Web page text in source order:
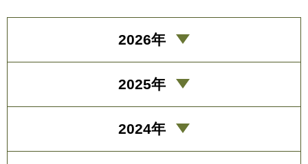
2026年
2025年
2024年